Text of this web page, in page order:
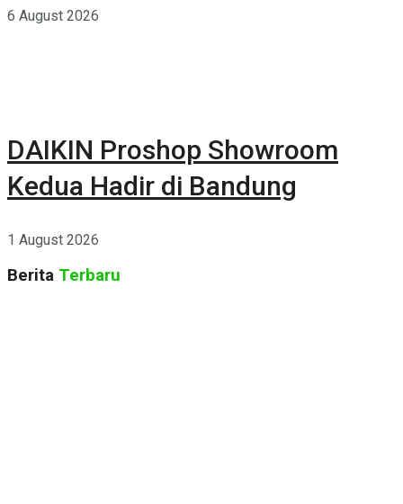
6 August 2026
DAIKIN Proshop Showroom
Kedua Hadir di Bandung
1 August 2026
Berita Terbaru